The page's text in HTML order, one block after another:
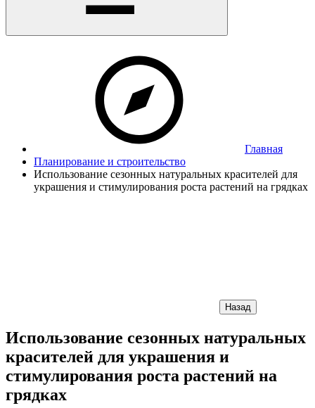
Главная
Планирование и строительство
Использование сезонных натуральных красителей для
украшения и стимулирования роста растений на грядках
Назад
Использование сезонных натуральных
красителей для украшения и
стимулирования роста растений на
грядках